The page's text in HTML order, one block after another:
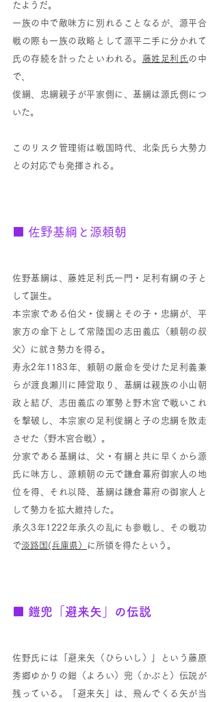
たようだ。
一族の中で敵味方に別れることなるが、源平合
戦の際も一族の政略として源平二手に分かれて
氏の存続を計ったといわれる。 藤姓足利氏の中
で、
俊綱、忠綱親子が平家側に、基綱は源氏側につ
いた。
このリスク管理術は戦国時代、北条氏ら大勢力
との対応でも発揮される。
■ 佐野基綱と源頼朝
佐野基綱は、藤姓足利氏一門・足利有綱の子と
して誕生。
本宗家である伯父・俊綱とその子・忠綱が、平
家方の傘下として常陸国の志田義広（頼朝の叔
父）に就き勢力を得る。
寿永2年1183年、頼朝の厳命を受けた足利義兼
らが渡良瀬川に陣営取り、基綱は親族の小山朝
政と結び、志田義広の軍勢と野木宮で戦いこれ
を撃破し、本宗家の足利俊綱と子の忠綱を敗走
させた（野木宮合戦）。
分家である基綱は、父・有綱と共に早くから源
氏に味方し、源頼朝の元で鎌倉幕府御家人の地
位を得、それ以降、基綱は鎌倉幕府の御家人と
して勢力を拡大維持した。
承久3年1222年承久の乱にも参戦し、その戦功
で淡路国 (兵庫県） に所領を得たという。
■ 鎧兜 「避来矢」の伝説
佐野氏には「避来矢（ひらいし）」という藤原
秀郷ゆかりの鎧（よろい）兜（かぶと）伝説が
残っている。「避来矢」は、飛んでくる矢が当